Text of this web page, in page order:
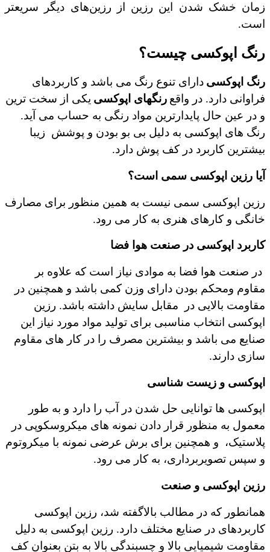
زمان خشک شدن این رزین از رزین‌های دیگر سریعتر
است.
رنگ اپوکسی چیست؟
رنگ اپوکسی دارای تنوع رنگ می باشد و کاربردهای
فراوانی دارد. در واقع رنگهای اپوکسی یکی از سخت ترین
و در عین حال پایدارترین مواد رنگی به حساب می آید.
رنگ های اپوکسی به دلیل بی بو بودن و پوشش زیبا
بیشترین کاربرد در کف پوش دارد.
آیا رزین اپوکسی سمی است؟
رزین اپوکسی سمی نیست به همین منظور برای مصارف
خانگی و کارهای هنری به کار می رود.
کاربرد اپوکسی در صنعت هوا فضا
در صنعت هوا فضا به موادی نیاز است که علاوه بر
مقاوم ومحکم بودن دارای وزن کمی باشد و همچنین در
مقاومت بالایی در
مقابل سایش داشته باشد. رزین
اپوکسی انتخاب مناسبی برای تولید مواد مورد نیاز این
صنایع می باشد و بیشترین مصرف را در کار های مقاوم
سازی دارند.
اپوکسی و زیست شناسی
اپوکسی ها توانایی حل شدن در آب را دارد و به طور
معمول به منظور قرار دادن نمونه های میکروسکوپی در
پلاستیک،
و همچنین برای برش عرضی نمونه با میکروتوم
و سپس تصویربرداری، به کار می رود.
رزین اپوکسی و صنعت
همانطور که در مطالب بالاگفته شد، رزین اپوکسی
کاربردهای در صنایع مختلف دارد. رزین اپوکسی به دلیل
مقاومت شیمیایی بالا و چسبندگی بالا به بتن بعنوان کف